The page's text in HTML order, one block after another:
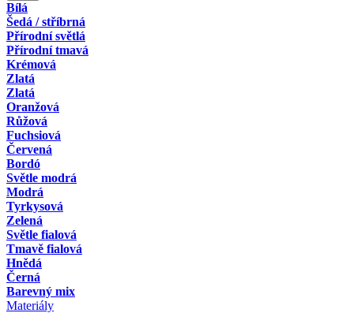
Bílá
Šedá / stříbrná
Přírodní světlá
Přírodní tmavá
Krémová
Zlatá
Zlatá
Oranžová
Růžová
Fuchsiová
Červená
Bordó
Světle modrá
Modrá
Tyrkysová
Zelená
Světle fialová
Tmavě fialová
Hnědá
Černá
Barevný mix
Materiály